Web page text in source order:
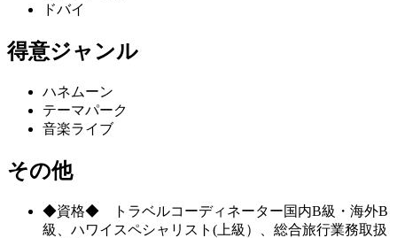
ドバイ
得意ジャンル
ハネムーン
テーマパーク
音楽ライブ
その他
◆資格◆ トラベルコーディネーター国内B級・海外B
級、ハワイスペシャリスト(上級）、総合旅行業務取扱